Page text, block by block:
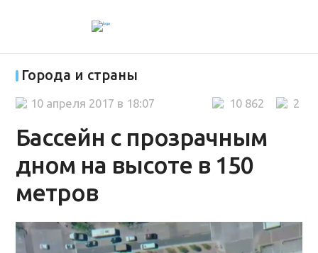
Города и страны
Бассейн с прозрачным
дном на высоте в 150
метров
2
10 862
10 апреля 2017 в 18:07